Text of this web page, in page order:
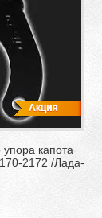
упора капота
2172 /Лада-